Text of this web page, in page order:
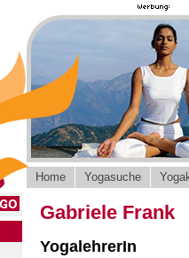
Home Yogasuche
Gabriele Frank
YogalehrerIn